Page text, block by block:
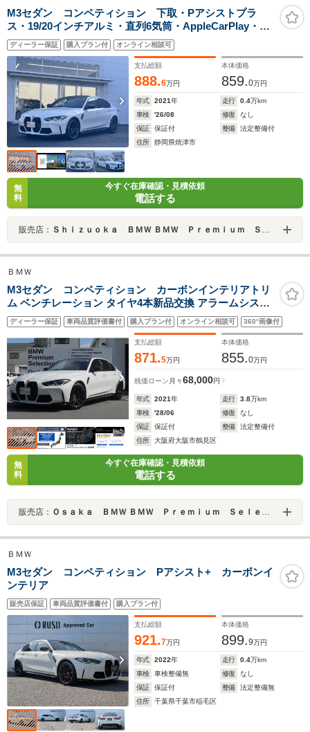
M3セダン コンペティション 下取・Pアシストプラ
ス・19/20インチアルミ・直列6気筒・AppleCarPlay・ア
ンビエントライト・全方位カメラ・ヘッドUPディスプレ
イ・オートホールド・電動シート・Hカードン・黒革シー
ト・純正TV・ミラーETC
ディーラー保証 購入プラン付 オンライン相談可
支払総額
888.6万円
本体価格
859.0万円
年式 2021年 走行 0.4万km
車検
'26/08 修復
なし
保証
保証付 整備
法定整備付
住所
静岡県焼津市
無
料
今すぐ在庫確認・見積依頼
電話する
販売店： Ｓｈｉｚｕｏｋａ ＢＭＷ ＢＭＷ Ｐｒｅｍｉｕｍ Ｓｅｌｅｃｔｉｏｎ 焼津
ＢＭＷ
M3セダン コンペティション カーボンインテリアトリ
ム ベンチレーション タイヤ4本新品交換 アラームシステ
ム 純正19/20インチAW 純正地デジ BMWレーザーライト
パーキングアシスト 禁煙車 全周囲カメラ ヘッドアップデ
ィスプレイ ブラックレザ
ディーラー保証 車両品質評価書付 購入プラン付 オンライン相談可 360°画像付
支払総額
871.5万円
本体価格
855.0万円
残価ローン 月々68,000円
年式 2021年 走行 3.8万km
車検
'28/06 修復
なし
保証
保証付 整備
法定整備付
住所
大阪府大阪市鶴見区
無
料
今すぐ在庫確認・見積依頼
電話する
販売店： Ｏｓａｋａ ＢＭＷ ＢＭＷ Ｐｒｅｍｉｕｍ Ｓｅｌｅｃｔｉｏｎ 城東鶴見
ＢＭＷ
M3セダン コンペティション Pアシスト+ カーボンイ
ンテリア
販売店保証 車両品質評価書付 購入プラン付
支払総額
921.7万円
本体価格
899.9万円
年式 2022年 走行 0.4万km
車検
車検整備無 修復
なし
保証
保証付 整備
法定整備無
住所
千葉県千葉市稲毛区